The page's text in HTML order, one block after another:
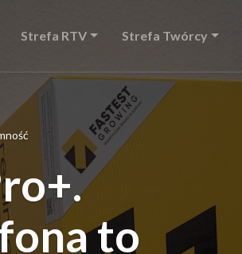
Strefa RTV Strefa Twórcy
to